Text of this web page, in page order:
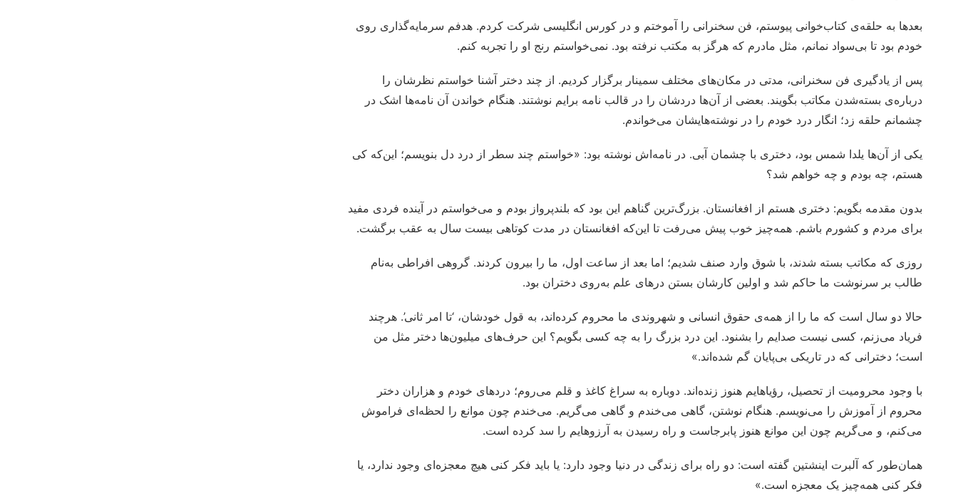
بعدها به حلقه‌ی کتاب‌خوانی پیوستم، فن سخنرانی را آموختم و در کورس انگلیسی شرکت کردم. هدفم سرمایه‌گذاری روی
خودم بود تا بی‌سواد نمانم، مثل مادرم که هرگز به مکتب نرفته بود. نمی‌خواستم رنج او را تجربه کنم.
پس از یادگیری فن سخنرانی، مدتی در مکان‌های مختلف سمینار برگزار کردیم. از چند دختر آشنا خواستم نظرشان را
درباره‌ی بسته‌شدن مکاتب بگویند. بعضی از آن‌ها دردشان را در قالب نامه برایم نوشتند. هنگام خواندن آن نامه‌ها اشک در
چشمانم حلقه زد؛ انگار درد خودم را در نوشته‌هایشان می‌خواندم.
یکی از آن‌ها یلدا شمس بود، دختری با چشمان آبی. در نامه‌اش نوشته بود: «خواستم چند سطر از درد دل بنویسم؛ این‌که کی
هستم، چه بودم و چه خواهم شد؟
بدون مقدمه بگویم: دختری هستم از افغانستان. بزرگ‌ترین گناهم این بود که بلندپرواز بودم و می‌خواستم در آینده فردی مفید
برای مردم و کشورم باشم. همه‌چیز خوب پیش می‌رفت تا این‌که افغانستان در مدت کوتاهی بیست سال به عقب برگشت.
روزی که مکاتب بسته شدند، با شوق وارد صنف شدیم؛ اما بعد از ساعت اول، ما را بیرون کردند. گروهی افراطی به‌نام
طالب بر سرنوشت ما حاکم شد و اولین کارشان بستن درهای علم به‌روی دختران بود.
حالا دو سال است که ما را از همه‌ی حقوق انسانی و شهروندی‌ ما محروم کرده‌اند، به قول خودشان، ‘تا امر ثانی’. هرچند
فریاد می‌زنم، کسی نیست صدایم را بشنود. این درد بزرگ را به چه کسی بگویم؟ این حرف‌های میلیون‌ها دختر مثل من
است؛ دخترانی که در تاریکی بی‌پایان گم شده‌اند.»
با وجود محرومیت از تحصیل، رؤیاهایم هنوز زنده‌اند. دوباره به سراغ کاغذ و قلم می‌روم؛ دردهای خودم و هزاران دختر
محروم از آموزش را می‌نویسم. هنگام نوشتن، گاهی می‌خندم و گاهی می‌گریم. می‌خندم چون موانع را لحظه‌ای فراموش
می‌کنم، و می‌گریم چون این موانع هنوز پابرجاست و راه رسیدن به آرزوهایم را سد کرده است.
همان‌طور که آلبرت اینشتین گفته است: دو راه برای زندگی در دنیا وجود دارد: یا باید فکر کنی هیچ معجزه‌ای وجود ندارد، یا
فکر کنی همه‌چیز یک معجزه است.»